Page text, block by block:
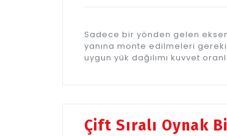
Sadece bir yönden gelen
yanına monte edilmeleri
uygun yük dağılımı kuvvet
Çift Sıralı Oynak